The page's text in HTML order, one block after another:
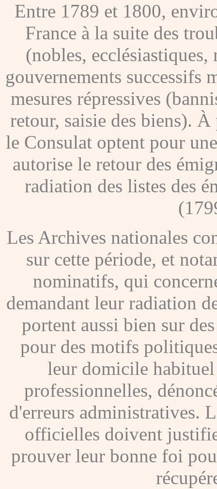
Entre 1789 et 1800,
France à la suite des
(nobles,
gouvernements successifs
mesures répressives
retour, saisie des biens).
le Consulat optent pour
autorise le retour des
radiation des listes des
Les Archives nationales
sur cette période, et
nominatifs, qui
demandant leur radiation
portent aussi bien sur
pour des motifs
leur domicile
professionnelles,
d'erreurs administratives.
officielles doivent
prouver leur bonne foi